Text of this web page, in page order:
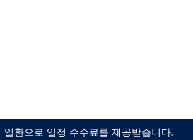
환으로 일정 수수료를 제공받습니다.